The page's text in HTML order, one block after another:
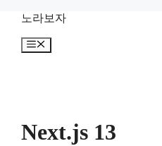
노라보자
메
Next.js 13